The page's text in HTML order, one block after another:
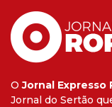
OJornal Expresso
Jornal do Sertão